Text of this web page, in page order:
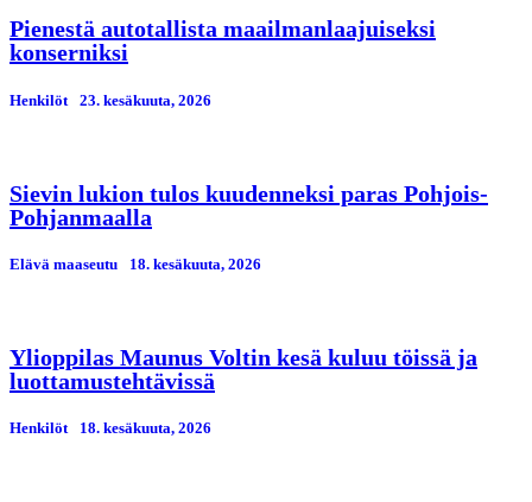
Pienestä autotallista maailmanlaajuiseksi
konserniksi
Henkilöt 23. kesäkuuta, 2026
Sievin lukion tulos kuudenneksi paras Pohjois-
Pohjanmaalla
Elävä maaseutu 18. kesäkuuta, 2026
Ylioppilas Maunus Voltin kesä kuluu töissä ja
luottamustehtävissä
Henkilöt 18. kesäkuuta, 2026